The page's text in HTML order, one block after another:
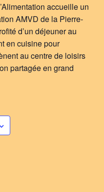
accueille un
AMVD de la Pierre-
d’un déjeuner au
en cuisine pour
au centre de loisirs
partagée en grand